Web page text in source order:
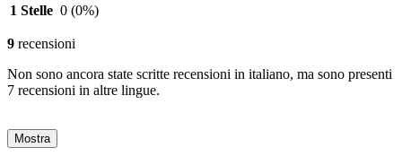
1 Stelle 0 (0%)
9 recensioni
Non sono ancora state scritte recensioni in italiano, ma sono presenti
7 recensioni in altre lingue.
Mostra